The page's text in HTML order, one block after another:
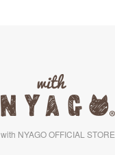
with NYAGO OFFICIAL STORE